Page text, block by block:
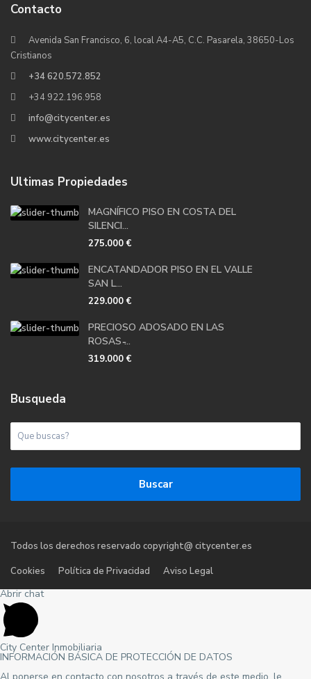
Contacto
Avenida San Francisco, 6, local A4-A5, C.C. Pasarela, 38650-Los
Cristianos
+34 620.572.852
+34 922.196.958
info@citycenter.es
www.citycenter.es
Ultimas Propiedades
MAGNÍFICO PISO EN COSTA DEL
SILENCI...
275.000 €
ENCATANDADOR PISO EN EL VALLE
SAN L...
229.000 €
PRECIOSO ADOSADO EN LAS
ROSAS ̵...
319.000 €
Busqueda
Buscar
Todos los derechos reservado copyright@ citycenter.es
Cookies
Política de Privacidad Aviso Legal
Abrir chat
City Center Inmobiliaria
INFORMACIÓN BÁSICA DE PROTECCIÓN DE DATOS